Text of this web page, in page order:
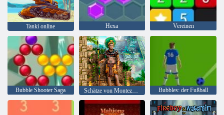
Tanki online Hexa Vereinen
Bubble Shooter Saga Schätze von Montezuma 2 Bubbles: der Fußball